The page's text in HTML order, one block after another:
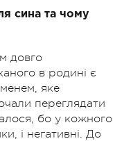
сина та чому
довго
в родині є
яке
переглядати
бо у кожного
і негативні. До